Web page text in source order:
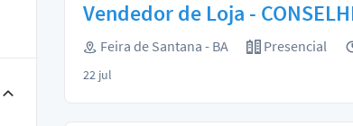
Vendedor de Loja -
Feira de Santana - BA Presencial
22 jul